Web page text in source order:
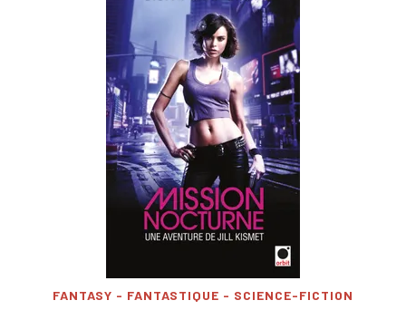
FANTASY - FANTASTIQUE - SCIENCE-FICTION